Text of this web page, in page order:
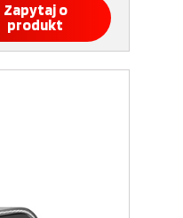
Zapytaj o
produkt